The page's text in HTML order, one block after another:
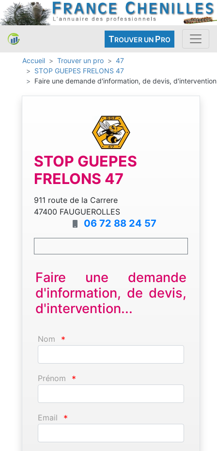
TROUVER UN PRO
Accueil Trouver un pro
47
STOP GUEPES FRELONS 47
Faire une demande d'information, de devis, d'intervention
STOP GUEPES
FRELONS 47
911 route de la Carrere
47400 FAUGUEROLLES
06 72 88 24 57
Faire une demande
d'information, de devis,
d'intervention...
Nom *
Prénom *
Email *